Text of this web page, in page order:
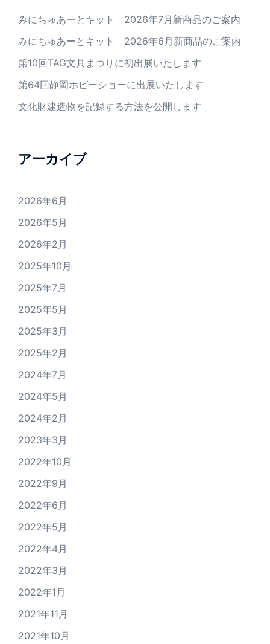
みにちゅあーとキット 2026年7月新商品のご案内
みにちゅあーとキット 2026年6月新商品のご案内
第10回TAG文具まつりに初出展いたします
第64回静岡ホビーショーに出展いたします
文化財建造物を記録する方法を公開します
アーカイブ
2026年6月
2026年5月
2026年2月
2025年10月
2025年7月
2025年5月
2025年3月
2025年2月
2024年7月
2024年5月
2024年2月
2023年3月
2022年10月
2022年9月
2022年6月
2022年5月
2022年4月
2022年3月
2022年1月
2021年11月
2021年10月